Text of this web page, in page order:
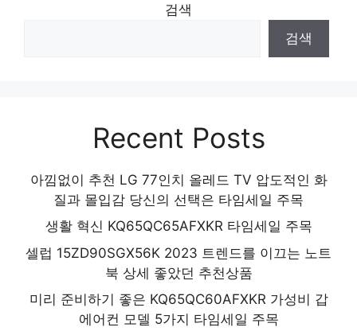
검색
검색
Recent Posts
아낌없이 추천 LG 77인치 올레드 TV 압도적인 화
질과 몰입감 당신의 선택은 타임세일 주목
생활 혁신 KQ65QC65AFXKR 타임세일 주목
셀럽 15ZD90SGX56K 2023 트렌드를 이끄는 노트
북 상세 좋았던 추천상품
미리 준비하기 좋은 KQ65QC60AFXKR 가성비 갑
에어컨 모델 5가지 타임세일 주목